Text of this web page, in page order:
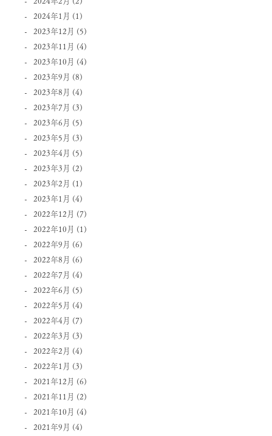
2024年1月 (1)
2023年12月 (5)
2023年11月 (4)
2023年10月 (4)
2023年9月 (8)
2023年8月 (4)
2023年7月 (3)
2023年6月 (5)
2023年5月 (3)
2023年4月 (5)
2023年3月 (2)
2023年2月 (1)
2023年1月 (4)
2022年12月 (7)
2022年10月 (1)
2022年9月 (6)
2022年8月 (6)
2022年7月 (4)
2022年6月 (5)
2022年5月 (4)
2022年4月 (7)
2022年3月 (3)
2022年2月 (4)
2022年1月 (3)
2021年12月 (6)
2021年11月 (2)
2021年10月 (4)
2021年9月 (4)